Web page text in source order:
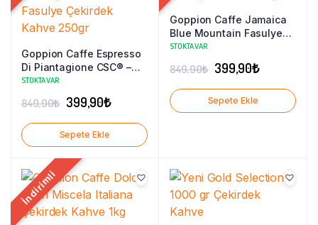
Goppion Caffe Espresso
Di Piantagione CSC® –
Fasulye Çekirdek Kahve
STOKTA VAR
849,90₺ Orijinal
fiyat:
849,90₺.
399,90₺Şu
andaki
Sepete Ekle
Goppion Caffe Jamaica
Blue Mountain Fasulye
Kahve 250gr
STOKTA VAR
849,90₺ Orijinal
fiyat:
849,90₺.
399,90₺Şu
andaki
Sepete Ekle
İndirimli